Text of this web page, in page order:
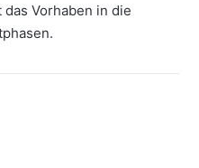
Vorhaben in die